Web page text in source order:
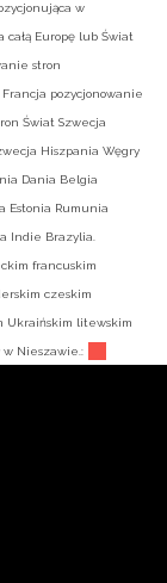
w
całą Europę lub Świat
stron
pozycjonowanie
Świat Szwecja
Hiszpania Węgry
Dania Belgia
Estonia Rumunia
Indie Brazylia.
francuskim
czeskim
Ukraińskim litewskim
w Nieszawie.: